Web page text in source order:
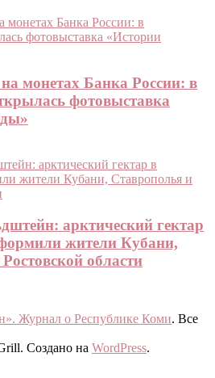
монетах Банка России: в
фотовыставка
арктический гектар
жители Кубани,
области
Журнал о Республике Коми. Все
Создано на WordPress.